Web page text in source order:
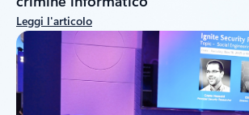
Leggi l'articolo